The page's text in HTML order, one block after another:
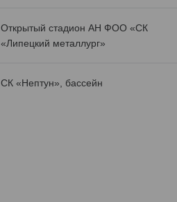
Открытый стадион АН ФОО «СК
«Липецкий металлург»
СК «Нептун», бассейн